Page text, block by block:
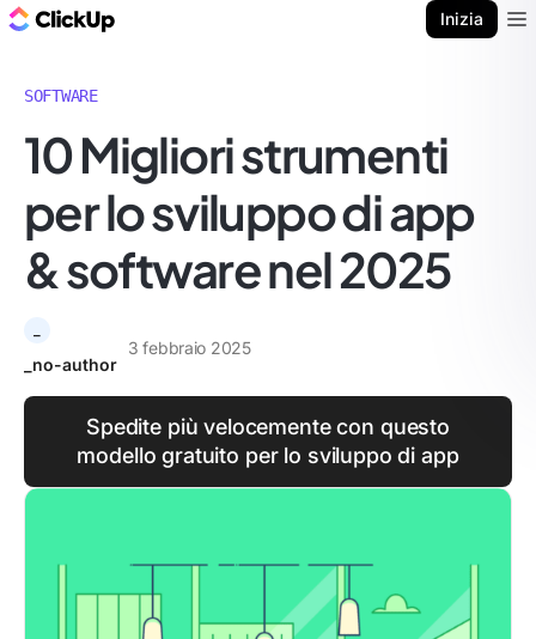
Inizia
SOFTWARE
10 Migliori strumenti
per lo sviluppo di app
& software nel 2025
_no-author
3 febbraio 2025
Spedite più velocemente con questo
modello gratuito per lo sviluppo di app